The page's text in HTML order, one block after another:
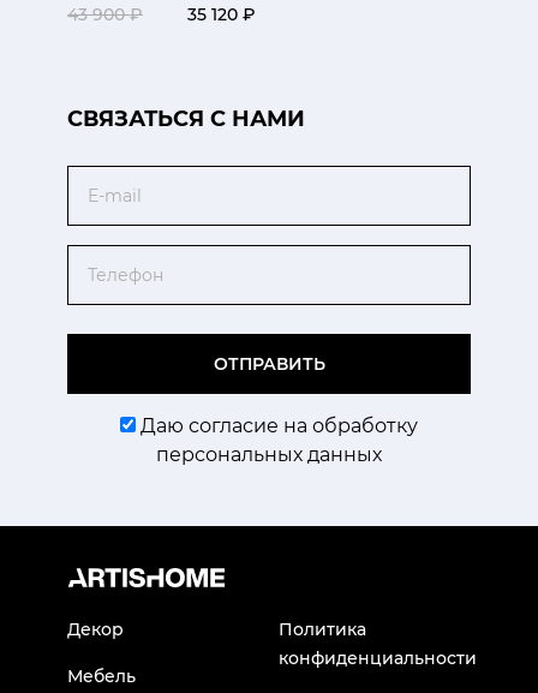
43 900 ₽ 35 120 ₽
CВЯЗАТЬСЯ С НАМИ
ОТПРАВИТЬ
Даю согласие на обработку
персональных данных
Декор
Мебель
Политика
конфиденциальности